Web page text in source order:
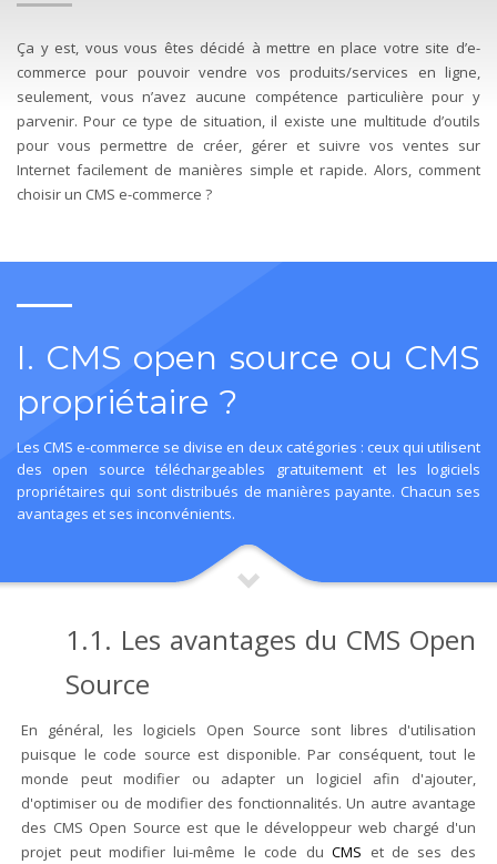
Ça y est, vous vous êtes décidé à mettre en place votre site d’e-
commerce pour pouvoir vendre vos produits/services en ligne,
seulement, vous n’avez aucune compétence particulière pour y
parvenir. Pour ce type de situation, il existe une multitude d’outils
pour vous permettre de créer, gérer et suivre vos ventes sur
Internet facilement de manières simple et rapide. Alors, comment
choisir un CMS e-commerce ?
I. CMS open source ou CMS
propriétaire ?
Les CMS e-commerce se divise en deux catégories : ceux qui utilisent
des open source téléchargeables gratuitement et les logiciels
propriétaires qui sont distribués de manières payante. Chacun ses
avantages et ses inconvénients.
1.1. Les avantages du CMS Open
Source
En général, les logiciels Open Source sont libres d'utilisation
puisque le code source est disponible. Par conséquent, tout le
monde peut modifier ou adapter un logiciel afin d'ajouter,
d'optimiser ou de modifier des fonctionnalités. Un autre avantage
des CMS Open Source est que le développeur web chargé d'un
projet peut modifier lui-même le code duCMS et de ses des